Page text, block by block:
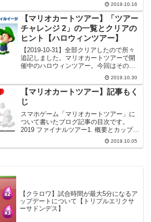
いて、いわゆるガチャにあたる「ドカ
ン」があります。ですが、チャレンジに
現れる「ドカン」はそれではなく...
2019.10.16
【マリオカートツアー】「ツアー
チャレンジ 2」の一覧とクリアの
ヒント【ハロウィンツアー】
【2019-10-31】全部クリアしたので所々
追記しました。マリオカートツアーで開
催中のハロウィンツアー。今回はその
「ツアーチャレンジ 2」について見てい
こうと思います。ツアーチャレンジ 2ツ
アーチャレンジは誰でも挑戦できます。
条件をクリア...
2019.10.30
【マリオカートツアー】記事もく
じ
スマホゲーム「マリオカートツアー」に
ついて書いたブログ記事の目次です。
2019 ファイナルツアー1. 概要とカップ一
覧ツアーのスケジュールや概要、カップ
一覧。2. チャレンジ一覧ツアーチャレン
2019.10.05
【クラロワ】試合時間が最大5分になるア
ップデートについて【トリプルエリクサ
ーサドンデス】